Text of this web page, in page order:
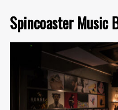
Spincoaster Music